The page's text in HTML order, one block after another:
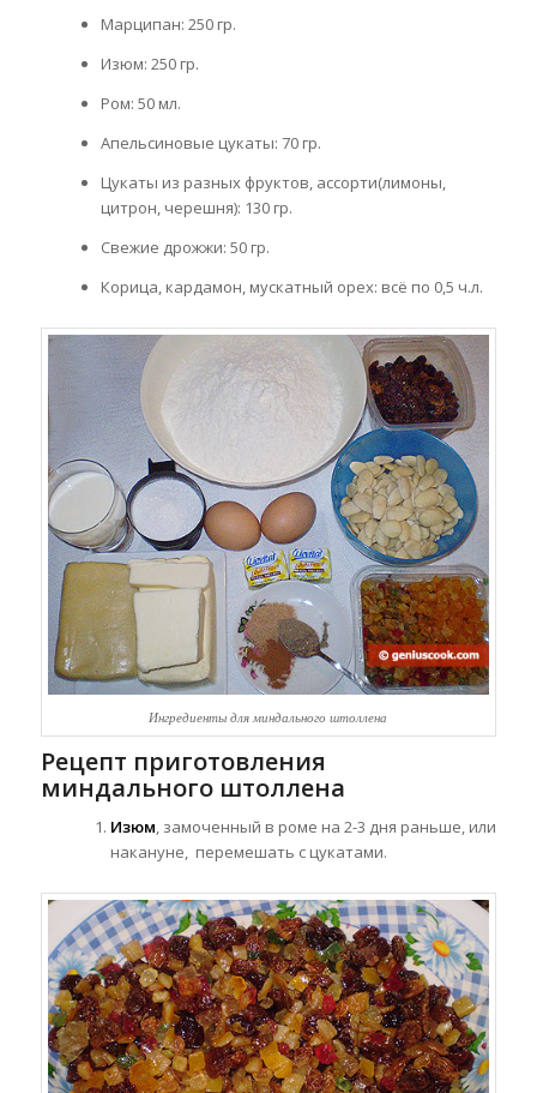
Марципан: 250 гр.
Изюм: 250 гр.
Ром: 50 мл.
Апельсиновые цукаты: 70 гр.
Цукаты из разных фруктов, ассорти(лимоны,
цитрон, черешня): 130 гр.
Свежие дрожжи: 50 гр.
Корица, кардамон, мускатный орех: всё по 0,5 ч.л.
Ингредиенты для миндального штоллена
Рецепт приготовления
миндального штоллена
Изюм, замоченный в роме на 2-3 дня раньше, или
накануне, перемешать с цукатами.